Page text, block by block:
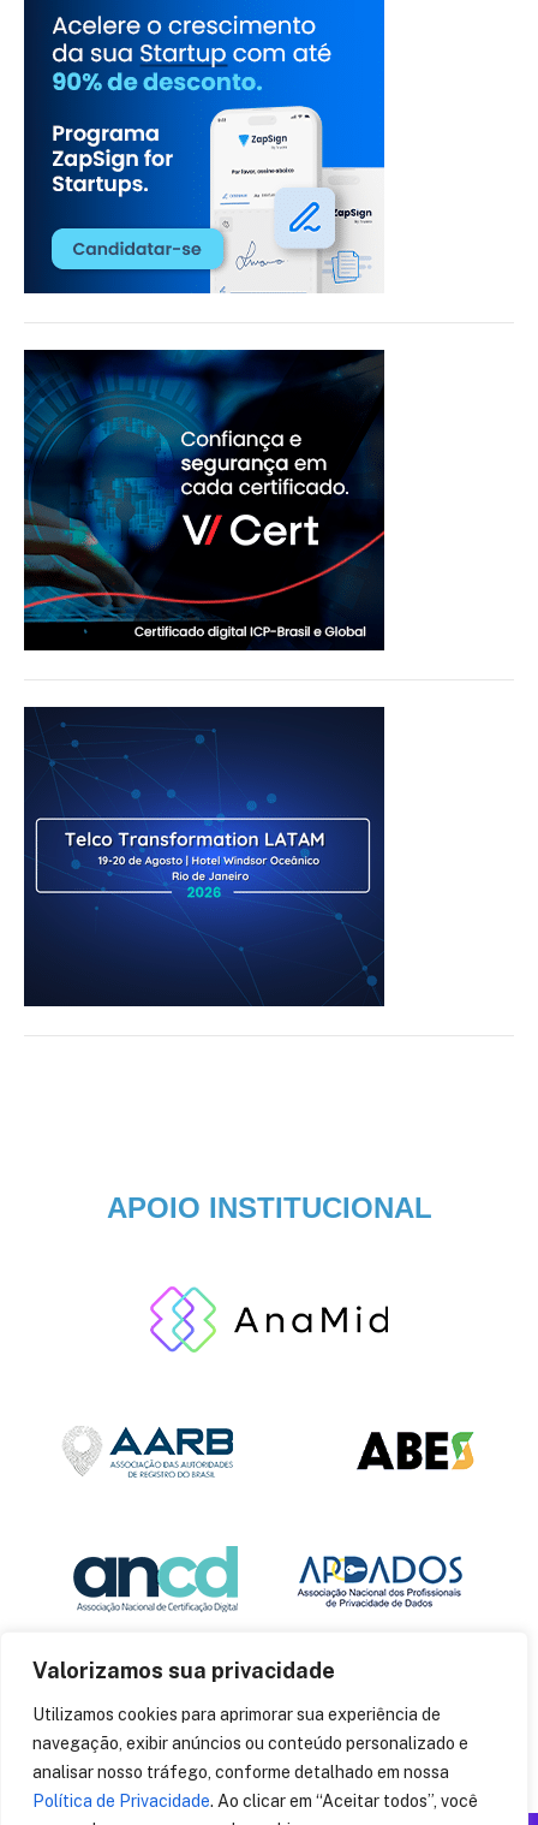
Valorizamos sua privacidade
Utilizamos cookies para aprimorar sua experiência de
navegação, exibir anúncios ou conteúdo personalizado e
analisar nosso tráfego, conforme detalhado em nossa
Política de Privacidade. Ao clicar em “Aceitar todos”, você
APOIO INSTITUCIONAL